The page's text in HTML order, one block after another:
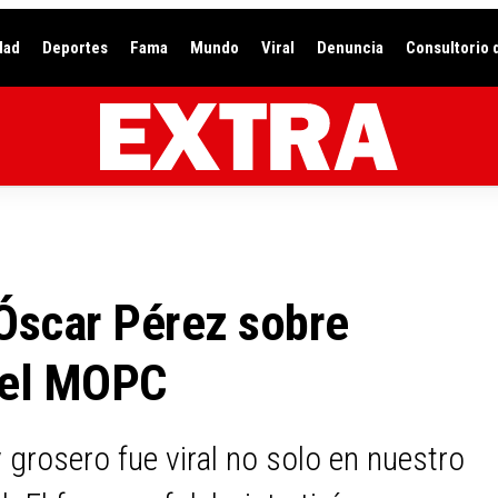
Deportes Fama Mundo Viral Denuncia Consultorio
Pérez sobre
MOPC
fue viral no solo en nuestro